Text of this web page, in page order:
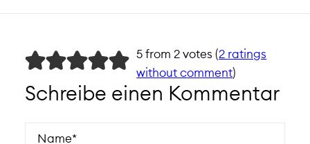
5 from 2 votes (2 ratings
without comment)
Schreibe einen Kommentar